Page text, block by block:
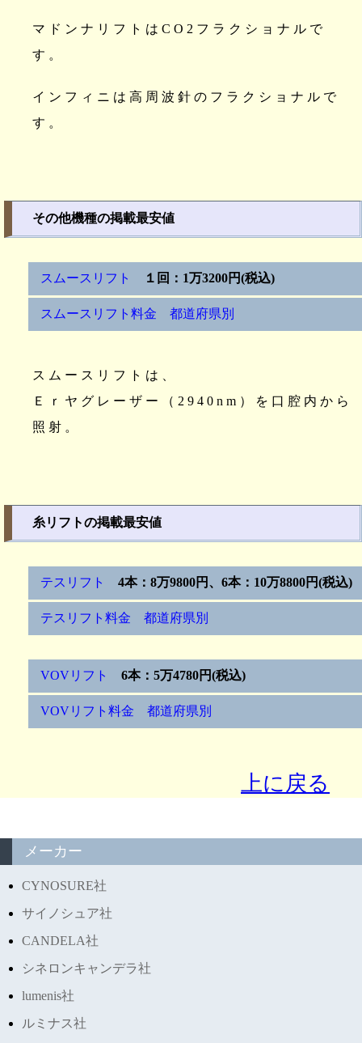
マドンナリフトはCO2フラクショナルで
す。
インフィニは高周波針のフラクショナルで
す。
その他機種の掲載最安値
スムースリフト １回：1万3200円(税込)
スムースリフト料金 都道府県別
スムースリフトは、
Ｅｒヤグレーザー（2940nm）を口腔内から
照射。
糸リフトの掲載最安値
テスリフト 4本：8万9800円、6本：10万8800円(税込)
テスリフト料金 都道府県別
VOVリフト 6本：5万4780円(税込)
VOVリフト料金 都道府県別
上に戻る
メーカー
CYNOSURE社
サイノシュア社
CANDELA社
シネロンキャンデラ社
lumenis社
ルミナス社